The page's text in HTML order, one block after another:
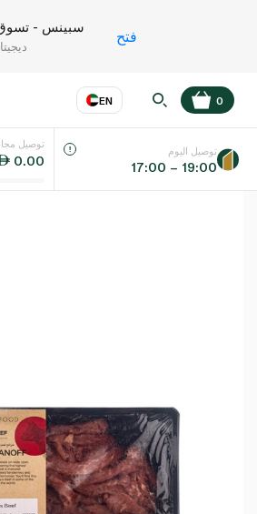
سبينس - تسوق
فتح
EN
اللغة عر
0
توصيل
0.00
توصيل اليوم
17:00 – 19:00